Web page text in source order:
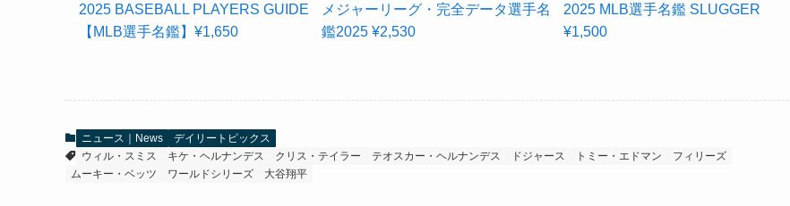
2025 BASEBALL PLAYERS GUIDE
【MLB選手名鑑】¥1,650
メジャーリーグ・完全データ選手名
鑑2025 ¥2,530
2025 MLB選手名鑑 SLUGGER
¥1,500
ニュース｜News
デイリートピックス
ウィル・スミス
キケ・ヘルナンデス クリス・テイラー テオスカー・ヘルナンデス ドジャース トミー・エドマン
フィリーズ
ムーキー・ベッツ
ワールドシリーズ 大谷翔平